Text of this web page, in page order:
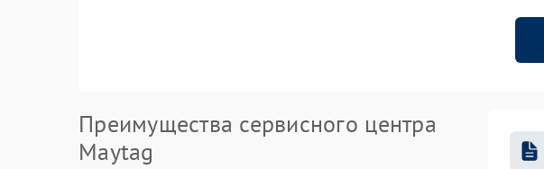
Преимущества сервисного центра
Maytag